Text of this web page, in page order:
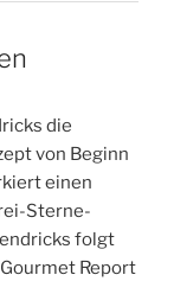
die
von Beginn
einen
Sterne-
folgt
Report